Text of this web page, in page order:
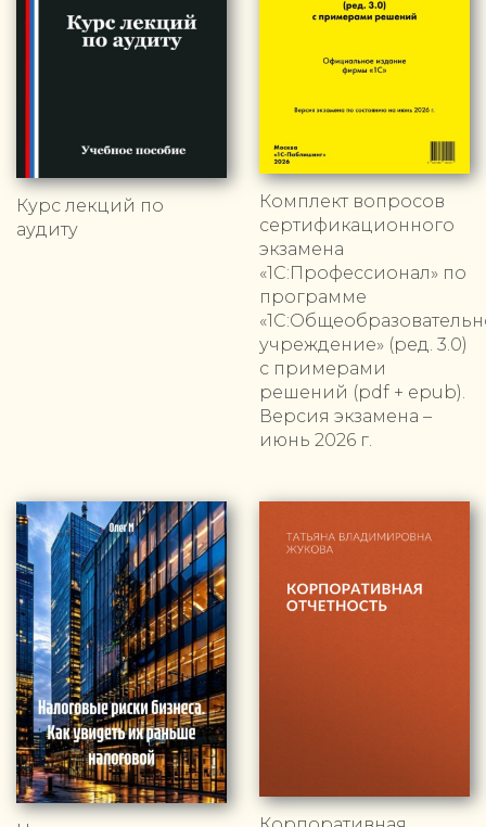
Курс лекций по
аудиту
Комплект вопросов
сертификационного
экзамена
«1С:Профессионал» по
программе
учреждение» (ред. 3.0)
с примерами
решений (pdf + epub).
Версия экзамена –
июнь 2026 г.